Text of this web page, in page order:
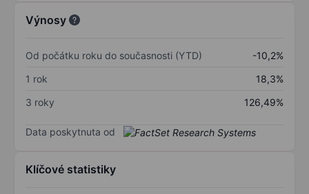
Výnosy
Od počátku roku do současnosti (YTD)
-10,2%
1 rok
18,3%
3 roky
126,49%
Data poskytnuta od
Klíčové statistiky